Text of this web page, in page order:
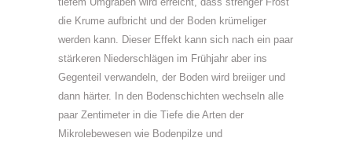
die Krume aufbricht und der Boden krümeliger
werden kann. Dieser Effekt kann sich nach ein paar
stärkeren Niederschlägen im Frühjahr aber ins
Gegenteil verwandeln, der Boden wird breiiger und
dann härter. In den Bodenschichten wechseln alle
paar Zentimeter in die Tiefe die Arten der
Mikrolebewesen wie Bodenpilze und